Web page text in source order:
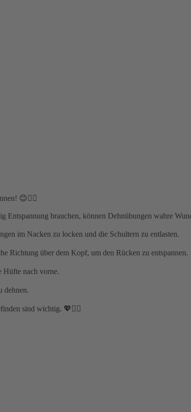
😊💆‍♀️
Entspannung brauchen, können Dehnübungen wahre
im Nacken zu locken und die Schultern zu entlasten.
Richtung über dem Kopf, um den Rücken zu entspannen.
Hüfte nach vorne.
dehnen.
sind wichtig. 💖🧘‍♀️